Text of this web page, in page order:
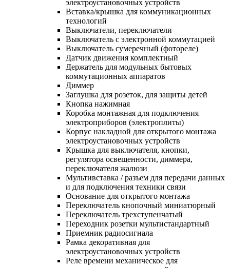
электроустановочных устройств
Вставка/крышка для коммуникационных
технологий
Выключатели, переключатели
Выключатель с электронной коммутацией
Выключатель сумеречный (фотореле)
Датчик движения комплектный
Держатель для модульных бытовых
коммутационных аппаратов
Диммер
Заглушка для розеток, для защиты детей
Кнопка нажимная
Коробка монтажная для подключения
электроприборов (электроплиты)
Корпус накладной для открытого монтажа
электроустановочных устройств
Крышка для выключателя, кнопки,
регулятора освещенности, диммера,
переключателя жалюзи
Мультивставка / разъем для передачи данных
и для подключения техники связи
Основание для открытого монтажа
Переключатель кнопочный миниатюрный
Переключатель трехступенчатый
Переходник розетки мультистандартный
Приемник радиосигнала
Рамка декоративная для
электроустановочных устройств
Реле времени механическое для